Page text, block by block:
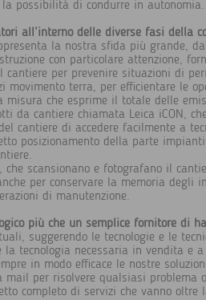
possibilità di condurre in autonomia.
all’interno delle diverse fasi della
la nostra sfida più grande,
con particolare attenzione,
per prevenire situazioni di
terra, per efficientare le
che esprime il totale delle
da cantiere chiamata Leica iCON,
cantiere di accedere facilmente a
posizionamento della parte
, che scansionano e fotografano il
per conservare la memoria
di manutenzione.
più che un semplice fornitore di
suggerendo le tecnologie e le
tecnologia necessaria in vendita e
in modo efficace le nostre
per risolvere qualsiasi problema
completo di servizi che vanno